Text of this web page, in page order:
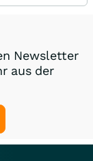
Newsletter
aus der